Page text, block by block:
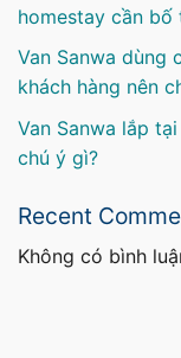
homestay cần bố
Van Sanwa dùng
khách hàng nên
Van Sanwa lắp
chú ý gì?
Recent
Không có bình